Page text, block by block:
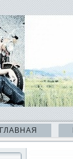
ГЛАВНАЯ